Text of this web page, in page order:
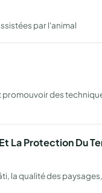
par l'animal
des
La Protection Du
la qualité des